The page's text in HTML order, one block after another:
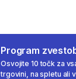
Program
Osvojite 10 točk za
trgovini, na spletu ali